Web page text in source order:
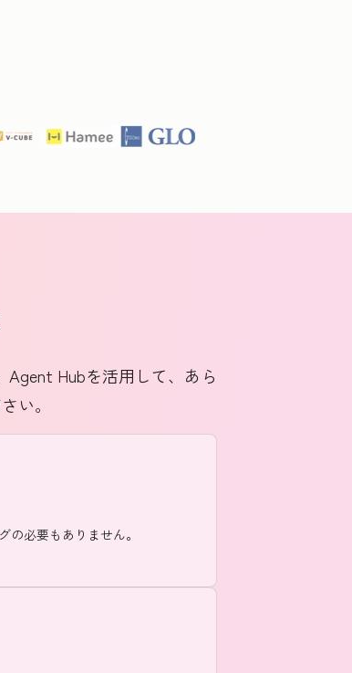
Hubを活用して、あら
い。
必要もありません。